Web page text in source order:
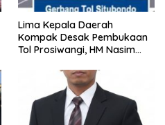
Lima Kepala Daerah
Kompak Desak Pembukaan
Tol Prosiwangi, HM Nasim
Pemerintah Pusat